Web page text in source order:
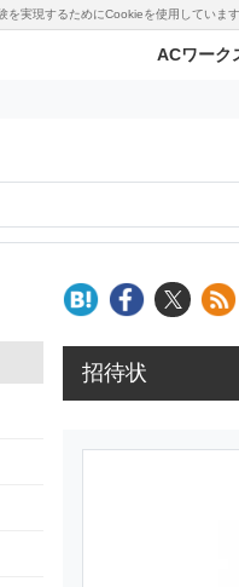
を実現するためにCookieを使用してい
ACワーク
招待状